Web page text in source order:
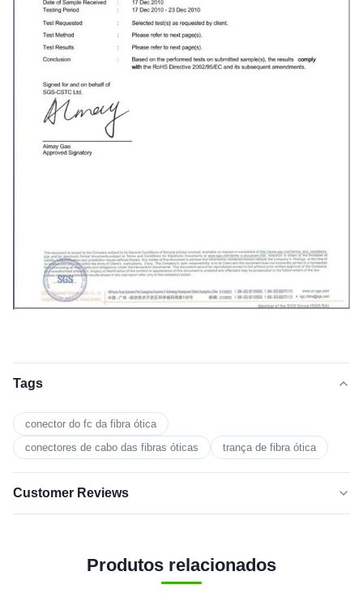
Tags
conector do fc da fibra ótica
conectores de cabo das fibras óticas
trança de fibra ótica
Customer Reviews
Com base em 50 avaliações recentes
Produtos relacionados